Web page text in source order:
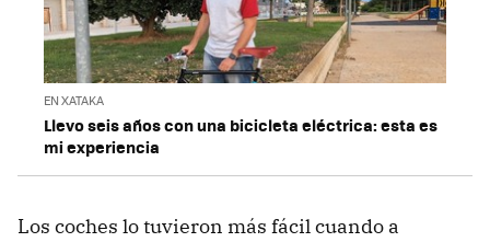
EN XATAKA
Llevo seis años con una bicicleta eléctrica: esta es
mi experiencia
Los coches lo tuvieron más fácil cuando a